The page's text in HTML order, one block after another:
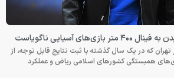
آسیایی ناگویاست
که در یک سال گذشته با ثبت نتایج قابل توجه، از
همبستگی کشورهای اسلامی ریاض و عملکرد